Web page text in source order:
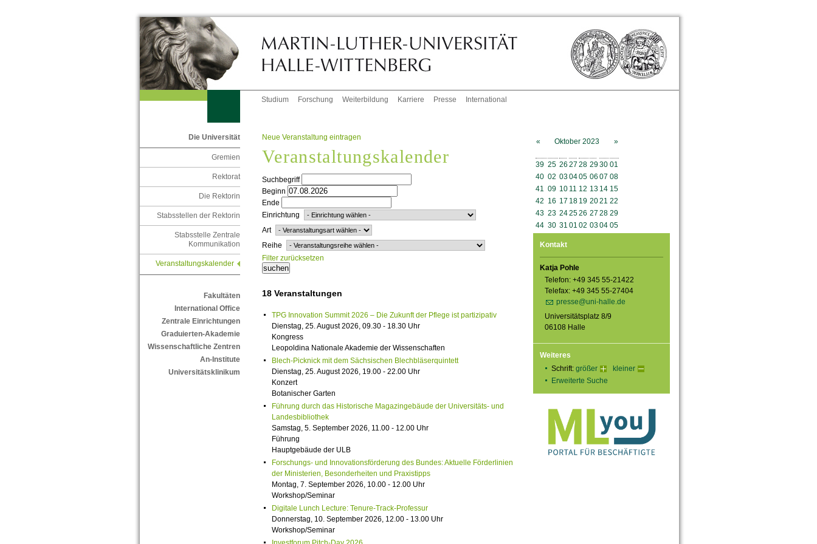
Studium Forschung Weiterbildung Karriere Presse International
Die Universität
Gremien
Rektorat
Die Rektorin
Stabsstellen der Rektorin
Stabsstelle Zentrale
Kommunikation
Veranstaltungskalender
Fakultäten
International Office
Zentrale Einrichtungen
Graduierten-Akademie
Wissenschaftliche Zentren
An-Institute
Universitätsklinikum
« Oktober 2023
»
39 25 26 27 28 2930 01
40 02 030405 06 07 08
41 09 10 11 12 13 14 15
42 16 17 18 19 2021 22
43 23 242526 27 28 29
44 30 31 01 02 0304 05
Kontakt
Katja Pohle
Telefon: +49 345 55-21422
Telefax: +49 345 55-27404
presse@uni-halle.de
Universitätsplatz 8/9
06108 Halle
Weiteres
Schrift: größer
kleiner
Erweiterte Suche
Neue Veranstaltung eintragen
Veranstaltungskalender
Suchbegriff
Beginn
Ende
Einrichtung
Art
Reihe
Filter zurücksetzen
18 Veranstaltungen
TPG Innovation Summit 2026 – Die Zukunft der Pflege ist partizipativ
Dienstag, 25. August 2026, 09.30 - 18.30 Uhr
Kongress
Leopoldina Nationale Akademie der Wissenschaften
Blech-Picknick mit dem Sächsischen Blechbläserquintett
Dienstag, 25. August 2026, 19.00 - 22.00 Uhr
Konzert
Botanischer Garten
Führung durch das Historische Magazingebäude der Universitäts- und
Landesbibliothek
Samstag, 5. September 2026, 11.00 - 12.00 Uhr
Führung
Hauptgebäude der ULB
Forschungs- und Innovationsförderung des Bundes: Aktuelle Förderlinien
der Ministerien, Besonderheiten und Praxistipps
Montag, 7. September 2026, 10.00 - 12.00 Uhr
Workshop/Seminar
Digitale Lunch Lecture: Tenure-Track-Professur
Donnerstag, 10. September 2026, 12.00 - 13.00 Uhr
Workshop/Seminar